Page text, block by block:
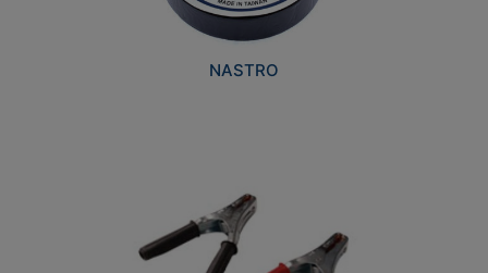
NASTRO